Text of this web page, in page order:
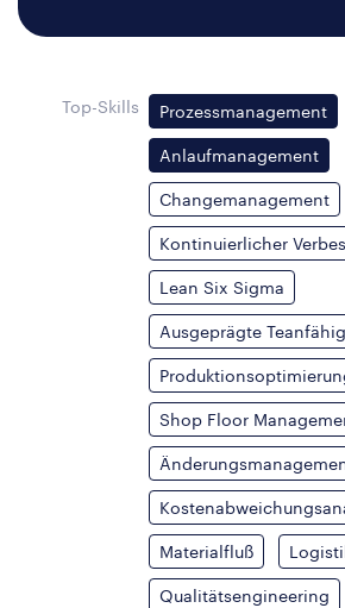
Top-Skills Prozessmanagement
Anlaufmanagement
Changemanagement
Kontinuierlicher
Lean Six Sigma
Ausgeprägte
Shop Floor
Materialfluß
Qualitätsengineering